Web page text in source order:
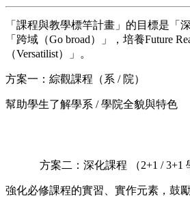
「課程與教學標竿計畫」的目標是「
「跨域（Go broad）」，培養Future
（Versatilist）」。
方案一：綜觀課程（系 / 院）
幫助學生了解學系 / 學院全貌與特色
方案二：深化課程 （2+1 / 3+1
強化必修課程的實習、實作元素，鼓